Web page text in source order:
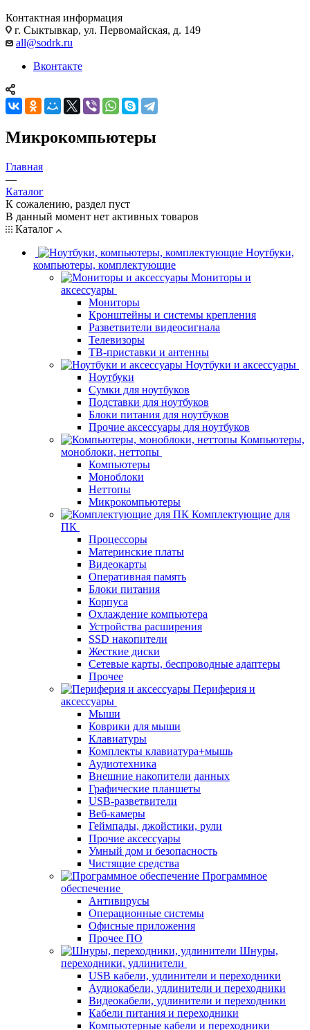
Контактная информация
г. Сыктывкар, ул. Первомайская, д. 149
all@sodrk.ru
Вконтакте
Микрокомпьютеры
Главная
—
Каталог
К сожалению, раздел пуст
В данный момент нет активных товаров
Каталог
Ноутбуки,
компьютеры, комплектующие
Мониторы и
аксессуары
Мониторы
Кронштейны и системы крепления
Разветвители видеосигнала
Телевизоры
ТВ-приставки и антенны
Ноутбуки и аксессуары
Ноутбуки
Сумки для ноутбуков
Подставки для ноутбуков
Блоки питания для ноутбуков
Прочие аксессуары для ноутбуков
Компьютеры,
моноблоки, неттопы
Компьютеры
Моноблоки
Неттопы
Микрокомпьютеры
Комплектующие для
ПК
Процессоры
Материнские платы
Видеокарты
Оперативная память
Блоки питания
Корпуса
Охлаждение компьютера
Устройства расширения
SSD накопители
Жесткие диски
Сетевые карты, беспроводные адаптеры
Прочее
Периферия и
аксессуары
Мыши
Коврики для мыши
Клавиатуры
Комплекты клавиатура+мышь
Аудиотехника
Внешние накопители данных
Графические планшеты
USB-разветвители
Веб-камеры
Геймпады, джойстики, рули
Прочие аксессуары
Умный дом и безопасность
Чистящие средства
Программное
обеспечение
Антивирусы
Операционные системы
Офисные приложения
Прочее ПО
Шнуры,
переходники, удлинители
USB кабели, удлинители и переходники
Аудиокабели, удлинители и переходники
Видеокабели, удлинители и переходники
Кабели питания и переходники
Компьютерные кабели и переходники